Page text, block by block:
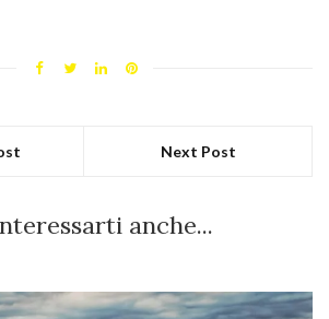
Next Post
anche...